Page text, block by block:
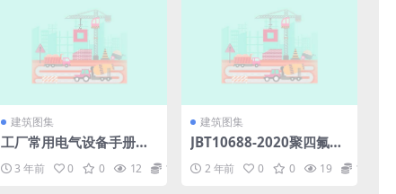
建筑图集
工厂常用电气设备手册上
3 年前 0 0 12 1.98
建筑图集
JBT10688-2020聚四氟乙
2 年前 0 0 19 1.98